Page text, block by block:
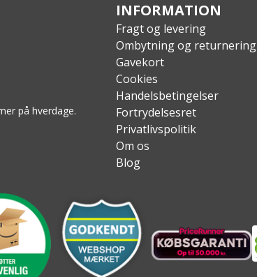
på hverdage.
INFORMATION
Fragt og levering
Ombytning og returnering
Gavekort
Cookies
Handelsbetingelser
Fortrydelsesret
Privatlivspolitik
Om os
Blog